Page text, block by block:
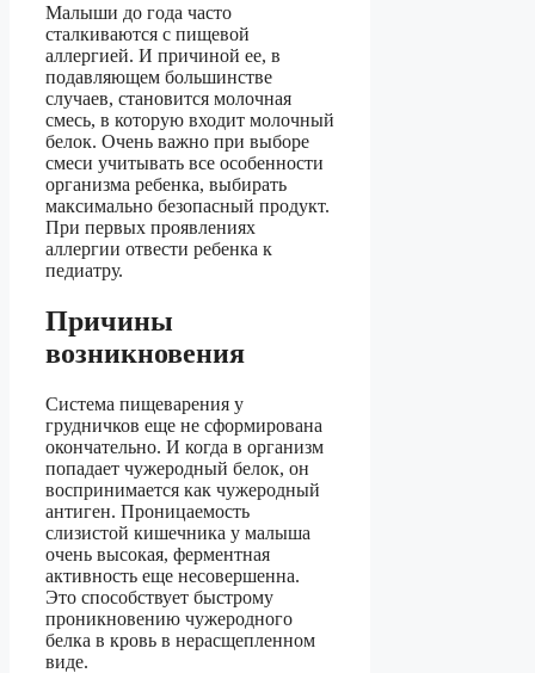
Малыши до года часто
сталкиваются с пищевой
аллергией. И причиной ее, в
подавляющем большинстве
случаев, становится молочная
смесь, в которую входит молочный
белок. Очень важно при выборе
смеси учитывать все особенности
организма ребенка, выбирать
максимально безопасный продукт.
При первых проявлениях
аллергии отвести ребенка к
педиатру.
Причины
возникновения
Система пищеварения у
грудничков еще не сформирована
окончательно. И когда в организм
попадает чужеродный белок, он
воспринимается как чужеродный
антиген. Проницаемость
слизистой кишечника у малыша
очень высокая, ферментная
активность еще несовершенна.
Это способствует быстрому
проникновению чужеродного
белка в кровь в нерасщепленном
виде.